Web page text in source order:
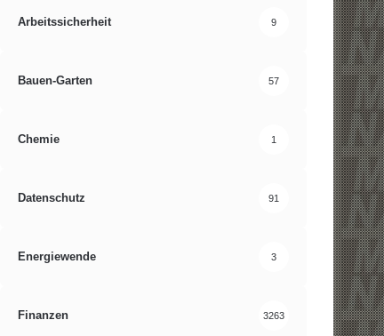
Arbeitssicherheit 9
Bauen-Garten 57
Chemie 1
Datenschutz 91
Energiewende 3
Finanzen 3263